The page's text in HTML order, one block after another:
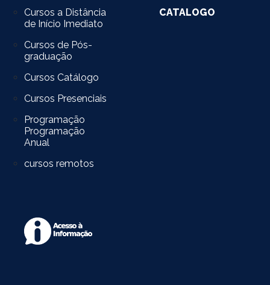
Cursos a Distância
de Início Imediato
Cursos de Pós-
graduação
Cursos Catálogo
Cursos Presenciais
Programação
Programação
Anual
cursos remotos
CATALOGO